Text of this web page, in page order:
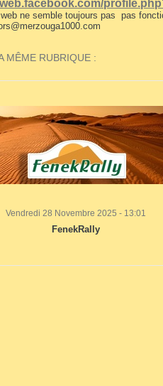
ne semble toujours pas pas
MÊME RUBRIQUE :
Vendredi 28 Novembre 2025 - 13:01
FenekRally